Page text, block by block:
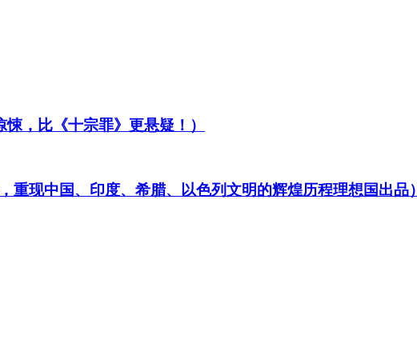
，比《十宗罪》更悬疑！）
现中国、印度、希腊、以色列文明的辉煌历程理想国出品）